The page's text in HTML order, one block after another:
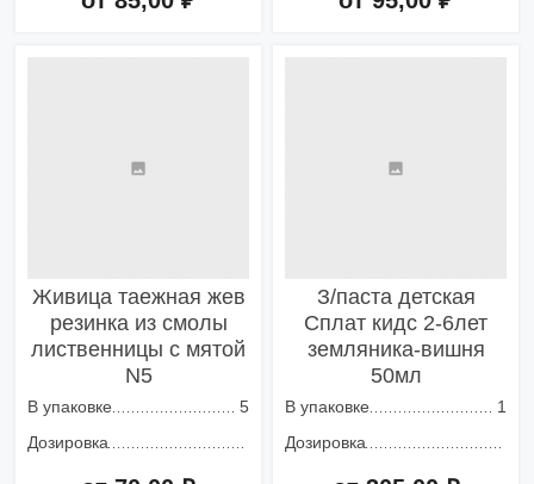
Живица таежная жев
резинка из смолы
лиственницы с мятой
N5
В упаковке
5
Дозировка
З/паста детская
Сплат кидс 2-6лет
земляника-вишня
50мл
В упаковке
1
Дозировка